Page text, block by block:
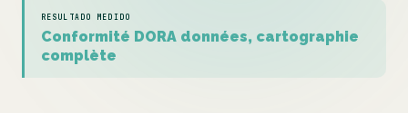
RESULTADO MEDIDO
Conformité DORA données, cartographie
complète